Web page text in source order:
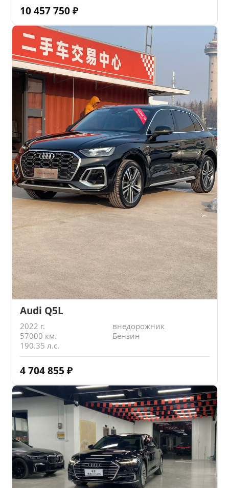
10 457 750 ₽
Audi Q5L
2022 г.
внедорожник
57000 км.
Бензин
190.35 л.с.
4 704 855 ₽